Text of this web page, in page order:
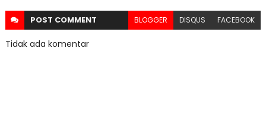
POST COMMENT BLOGGER DISQUS FACEBOOK
Tidak ada komentar